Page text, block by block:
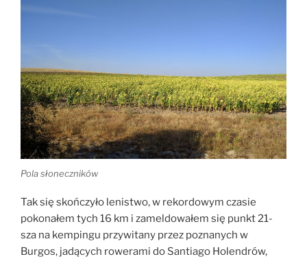
Pola słoneczników
Tak się skończyło lenistwo, w rekordowym czasie
pokonałem tych 16 km i zameldowałem się punkt 21-
sza na kempingu przywitany przez poznanych w
Burgos, jadących rowerami do Santiago Holendrów,